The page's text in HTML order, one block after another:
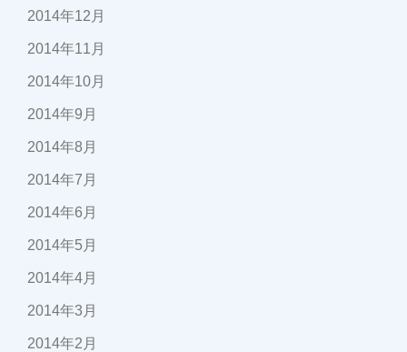
2014年12月
2014年11月
2014年10月
2014年9月
2014年8月
2014年7月
2014年6月
2014年5月
2014年4月
2014年3月
2014年2月